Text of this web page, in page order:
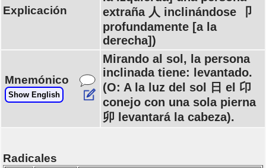
Explicación
extraña 人 inclinándose 卩
profundamente [a la
derecha])
Mnemónico
Show English
Mirando al sol, la persona
inclinada tiene: levantado.
(O: A la luz del sol 日 el 卬
conejo con una sola pierna
卯 levantará la cabeza).
Radicales